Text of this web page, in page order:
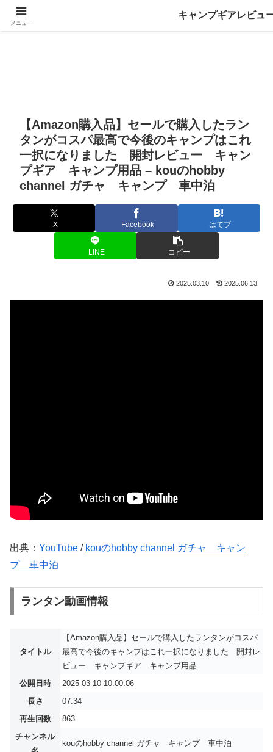
【Amazon購入品】セールで購入したラン
タンがコスパ最高で今後のキャンプはこれ
一択になりました 開封レビュー キャン
プギア キャンプ用品 – kouのhobby
channel ガチャ キャンプ 車中泊
X Facebook はてブ
LINE コピー
2025.03.10 2025.06.13
出典： YouTube / kouのhobby channel ガチャ キャン
プ 車中泊
ランタン動画情報
タイトル
【Amazon購入品】セールで購入したランタンがコスパ
最高で今後のキャンプはこれ一択になりました 開封レ
ビュー キャンプギア キャンプ用品
公開日時
2025-03-10 10:00:06
長さ
07:34
再生回数
863
チャンネル
kouのhobby channel ガチャ キャンプ 車中泊
メニュー
キャンプギアレビュ